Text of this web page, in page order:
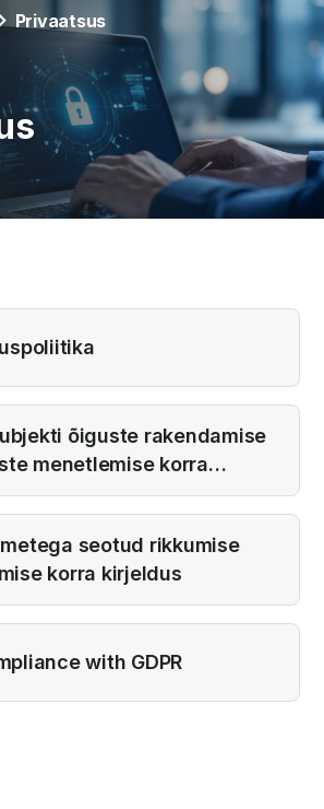
Privaatsus
õiguste rakendamise
menetlemise korra
seotud rikkumise
korra kirjeldus
with GDPR